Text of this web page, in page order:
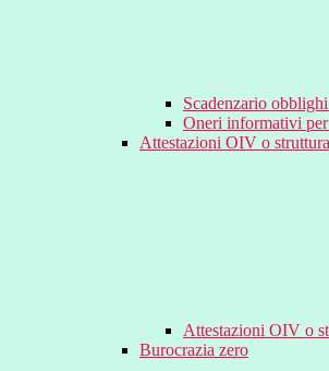
Scadenzario
Oneri informativi
Attestazioni OIV o
Attestazioni OIV o
Burocrazia zero